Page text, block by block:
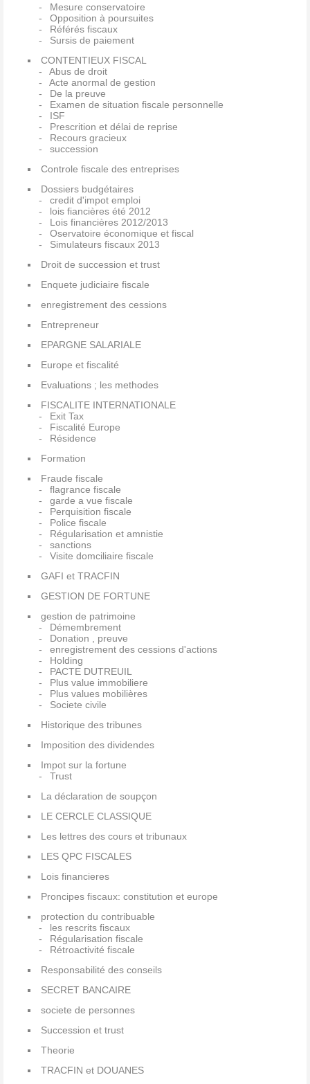
Mesure conservatoire
Opposition à poursuites
Référés fiscaux
Sursis de paiement
CONTENTIEUX FISCAL
Abus de droit
Acte anormal de gestion
De la preuve
Examen de situation fiscale personnelle
ISF
Prescrition et délai de reprise
Recours gracieux
succession
Controle fiscale des entreprises
Dossiers budgétaires
credit d'impot emploi
lois fiancières été 2012
Lois financières 2012/2013
Oservatoire économique et fiscal
Simulateurs fiscaux 2013
Droit de succession et trust
Enquete judiciaire fiscale
enregistrement des cessions
Entrepreneur
EPARGNE SALARIALE
Europe et fiscalité
Evaluations ; les methodes
FISCALITE INTERNATIONALE
Exit Tax
Fiscalité Europe
Résidence
Formation
Fraude fiscale
flagrance fiscale
garde a vue fiscale
Perquisition fiscale
Police fiscale
Régularisation et amnistie
sanctions
Visite domciliaire fiscale
GAFI et TRACFIN
GESTION DE FORTUNE
gestion de patrimoine
Démembrement
Donation , preuve
enregistrement des cessions d'actions
Holding
PACTE DUTREUIL
Plus value immobiliere
Plus values mobilières
Societe civile
Historique des tribunes
Imposition des dividendes
Impot sur la fortune
Trust
La déclaration de soupçon
LE CERCLE CLASSIQUE
Les lettres des cours et tribunaux
LES QPC FISCALES
Lois financieres
Proncipes fiscaux: constitution et europe
protection du contribuable
les rescrits fiscaux
Régularisation fiscale
Rétroactivité fiscale
Responsabilité des conseils
SECRET BANCAIRE
societe de personnes
Succession et trust
Theorie
TRACFIN et DOUANES